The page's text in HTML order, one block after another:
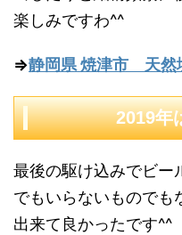
楽しみですわ^^
⇒静岡県 焼津市 天然
2019年
最後の駆け込みでビー
でもいらないものでも
出来て良かったです^^